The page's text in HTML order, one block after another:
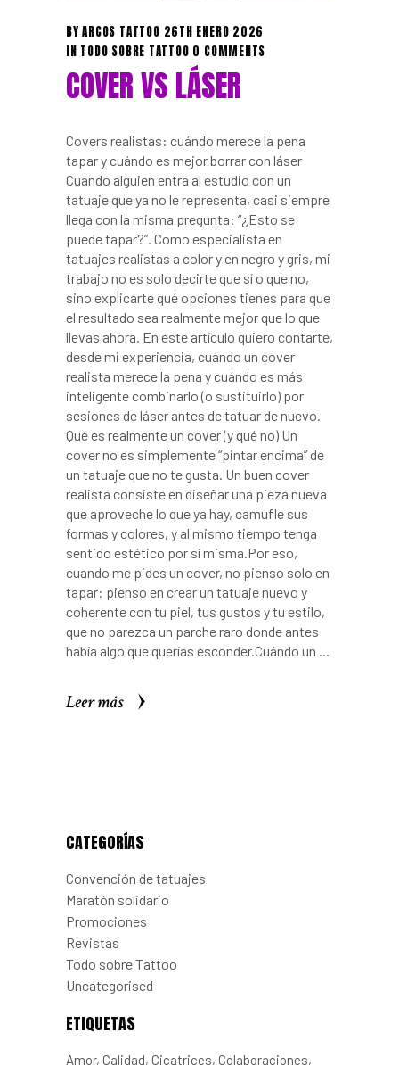
BYARCOS TATTOO 26TH ENERO 2026
IN TODO SOBRE TATTOO 0 COMMENTS
COVER VS LÁSER
Covers realistas: cuándo merece la pena
tapar y cuándo es mejor borrar con láser
Cuando alguien entra al estudio con un
tatuaje que ya no le representa, casi siempre
llega con la misma pregunta: “¿Esto se
puede tapar?”. Como especialista en
tatuajes realistas a color y en negro y gris, mi
trabajo no es solo decirte que sí o que no,
sino explicarte qué opciones tienes para que
el resultado sea realmente mejor que lo que
llevas ahora. En este artículo quiero contarte,
desde mi experiencia, cuándo un cover
realista merece la pena y cuándo es más
inteligente combinarlo (o sustituirlo) por
sesiones de láser antes de tatuar de nuevo.
Qué es realmente un cover (y qué no) Un
cover no es simplemente “pintar encima” de
un tatuaje que no te gusta. Un buen cover
realista consiste en diseñar una pieza nueva
que aproveche lo que ya hay, camufle sus
formas y colores, y al mismo tiempo tenga
sentido estético por sí misma.​ Por eso,
cuando me pides un cover, no pienso solo en
tapar: pienso en crear un tatuaje nuevo y
coherente con tu piel, tus gustos y tu estilo,
que no parezca un parche raro donde antes
había algo que querías esconder.​ Cuándo un
Leer más
CATEGORÍAS
Convención de tatuajes
Maratón solidario
Promociones
Revistas
Todo sobre Tattoo
Uncategorised
ETIQUETAS
Amor Calidad Cicatrices Colaboraciones